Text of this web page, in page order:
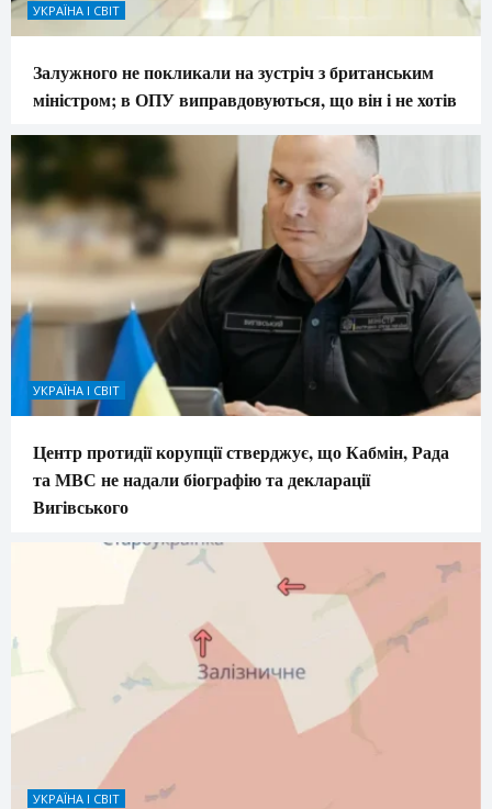
УКРАЇНА І СВІТ
Залужного не покликали на зустріч з британським
міністром; в ОПУ виправдовуються, що він і не хотів
УКРАЇНА І СВІТ
Центр протидії корупції стверджує, що Кабмін, Рада
та МВС не надали біографію та декларації
Вигівського
УКРАЇНА І СВІТ